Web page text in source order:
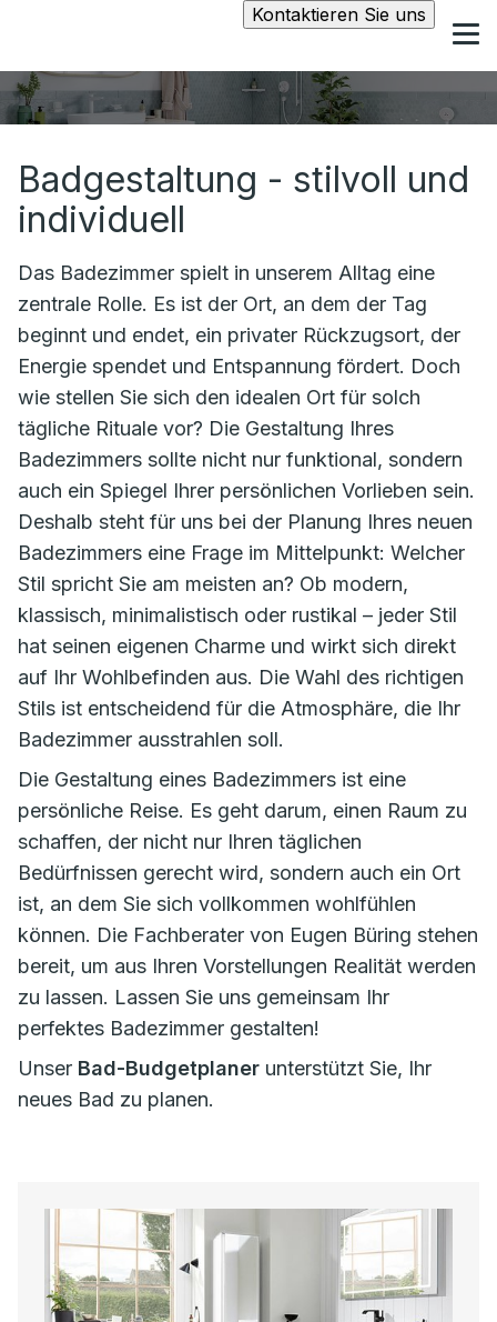
Kontaktieren Sie uns
Badgestaltung - stilvoll und
individuell
Das Badezimmer spielt in unserem Alltag eine
zentrale Rolle. Es ist der Ort, an dem der Tag
beginnt und endet, ein privater Rückzugsort, der
Energie spendet und Entspannung fördert. Doch
wie stellen Sie sich den idealen Ort für solch
tägliche Rituale vor? Die Gestaltung Ihres
Badezimmers sollte nicht nur funktional, sondern
auch ein Spiegel Ihrer persönlichen Vorlieben sein.
Deshalb steht für uns bei der Planung Ihres neuen
Badezimmers eine Frage im Mittelpunkt: Welcher
Stil spricht Sie am meisten an? Ob modern,
klassisch, minimalistisch oder rustikal – jeder Stil
hat seinen eigenen Charme und wirkt sich direkt
auf Ihr Wohlbefinden aus. Die Wahl des richtigen
Stils ist entscheidend für die Atmosphäre, die Ihr
Badezimmer ausstrahlen soll.
Die Gestaltung eines Badezimmers ist eine
persönliche Reise. Es geht darum, einen Raum zu
schaffen, der nicht nur Ihren täglichen
Bedürfnissen gerecht wird, sondern auch ein Ort
ist, an dem Sie sich vollkommen wohlfühlen
können. Die Fachberater von Eugen Büring stehen
bereit, um aus Ihren Vorstellungen Realität werden
zu lassen. Lassen Sie uns gemeinsam Ihr
perfektes Badezimmer gestalten!
Unser Bad-Budgetplaner unterstützt Sie, Ihr
neues Bad zu planen.